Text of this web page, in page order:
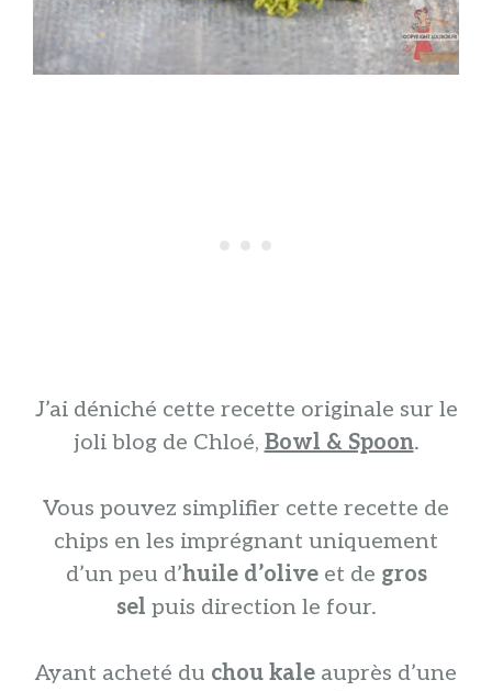
J’ai déniché cette recette originale sur le
joli blog de Chloé, Bowl & Spoon.
Vous pouvez simplifier cette recette de
chips en les imprégnant uniquement
d’un peu d’huile d’oliveet de gros
sel puis direction le four.
Ayant acheté du chou kale auprès d’une